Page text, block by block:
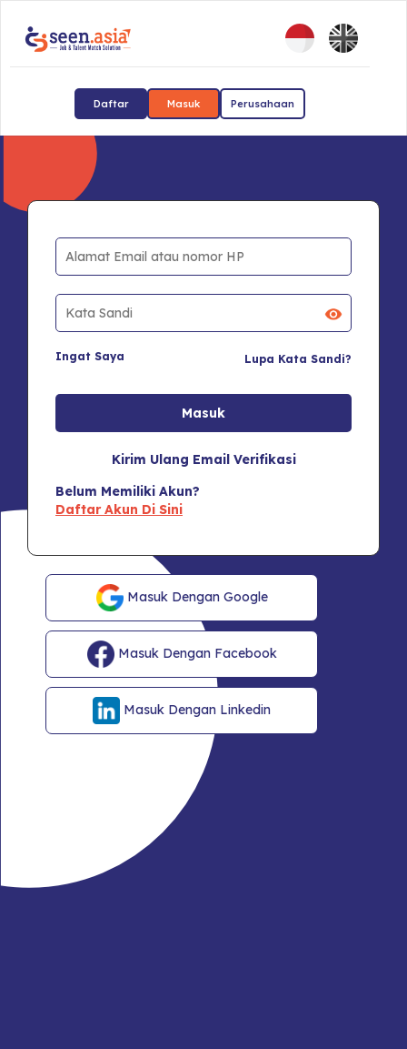
Daftar Masuk Perusahaan
Ingat Saya Lupa Kata Sandi?
Kirim Ulang Email Verifikasi
Belum Memiliki Akun?
Daftar Akun Di Sini
Masuk Dengan Google
Masuk Dengan Facebook
Masuk Dengan Linkedin